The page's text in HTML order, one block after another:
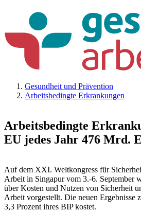
Gesundheit und Prävention
Arbeitsbedingte Erkrankungen
Arbeitsbedingte
EU jedes Jahr 476 Mrd.
Auf dem XXI. Weltkongress für
Arbeit in Singapur vom 3.-6. September
über Kosten und Nutzen von Sicherheit
Arbeit vorgestellt. Die neuen Ergebnisse
3,3 Prozent ihres BIP kostet.